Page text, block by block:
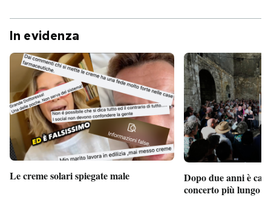
In evidenza
Le creme solari spiegate male
Dopo due anni è
concerto più lungo